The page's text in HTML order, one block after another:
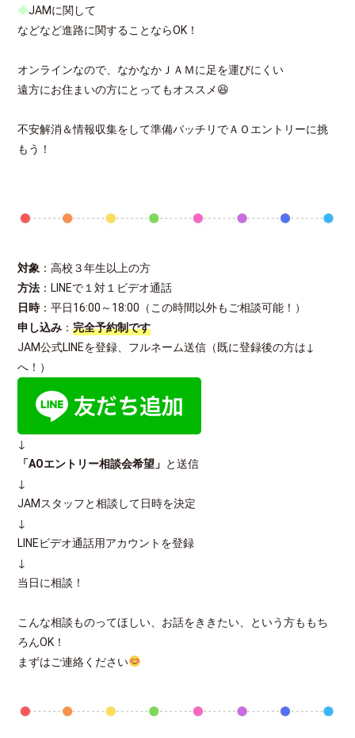
◆JAMに関して
などなど進路に関することならOK！
オンラインなので、なかなかＪＡＭに足を運びにくい
遠方にお住まいの方にとってもオススメ😆
不安解消＆情報収集をして準備バッチリでＡＯエントリーに挑
もう！
対象 ：高校３年生以上の方
方法 ：LINEで１対１ビデオ通話
日時：平日16:00～18:00（この時間以外もご相談可能！）
申し込み ：完全予約制です
JAM公式LINEを登録、フルネーム送信（既に登録後の方は↓
へ！）
↓
「AOエントリー相談会希望」 と送信
↓
JAMスタッフと相談して日時を決定
↓
LINEビデオ通話用アカウントを登録
↓
当日に相談！
こんな相談ものってほしい、お話をききたい、という方ももち
ろんOK！
まずはご連絡ください